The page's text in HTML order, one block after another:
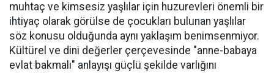
muhtaç ve kimsesiz yaşlılar için huzurevleri önemli bir
ihtiyaç olarak görülse de çocukları bulunan yaşlılar
söz konusu olduğunda aynı yaklaşım benimsenmiyor.
Kültürel ve dini değerler çerçevesinde "anne-babaya
evlat bakmalı" anlayışı güçlü şekilde varlığını